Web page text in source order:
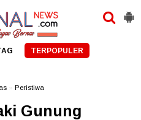
TERPOPULER
Peristiwa
Gunung